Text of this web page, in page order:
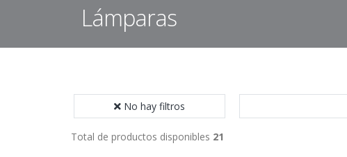
Lámparas
No hay filtros
Total de productos disponibles 21